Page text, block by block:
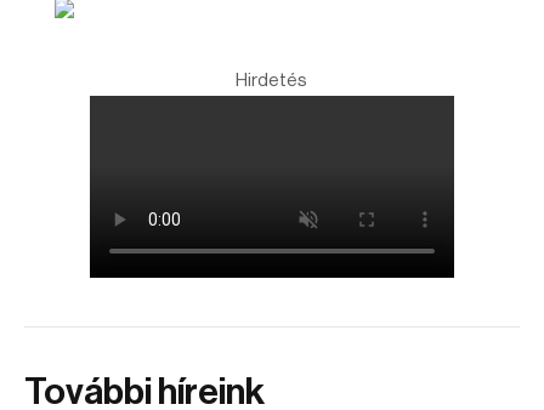
Hirdetés
További híreink